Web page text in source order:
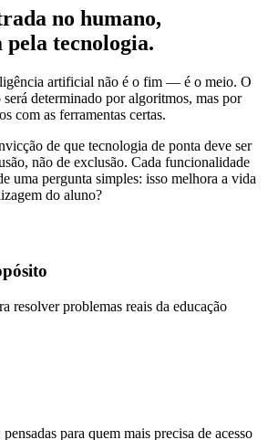
no humano,
tecnologia.
artificial não é o fim — é o meio. O
determinado por algoritmos, mas por
com as ferramentas certas.
de que tecnologia de ponta deve ser
não de exclusão. Cada funcionalidade
uma pergunta simples: isso melhora a vida
do aluno?
resolver problemas reais da educação
para quem mais precisa de acesso